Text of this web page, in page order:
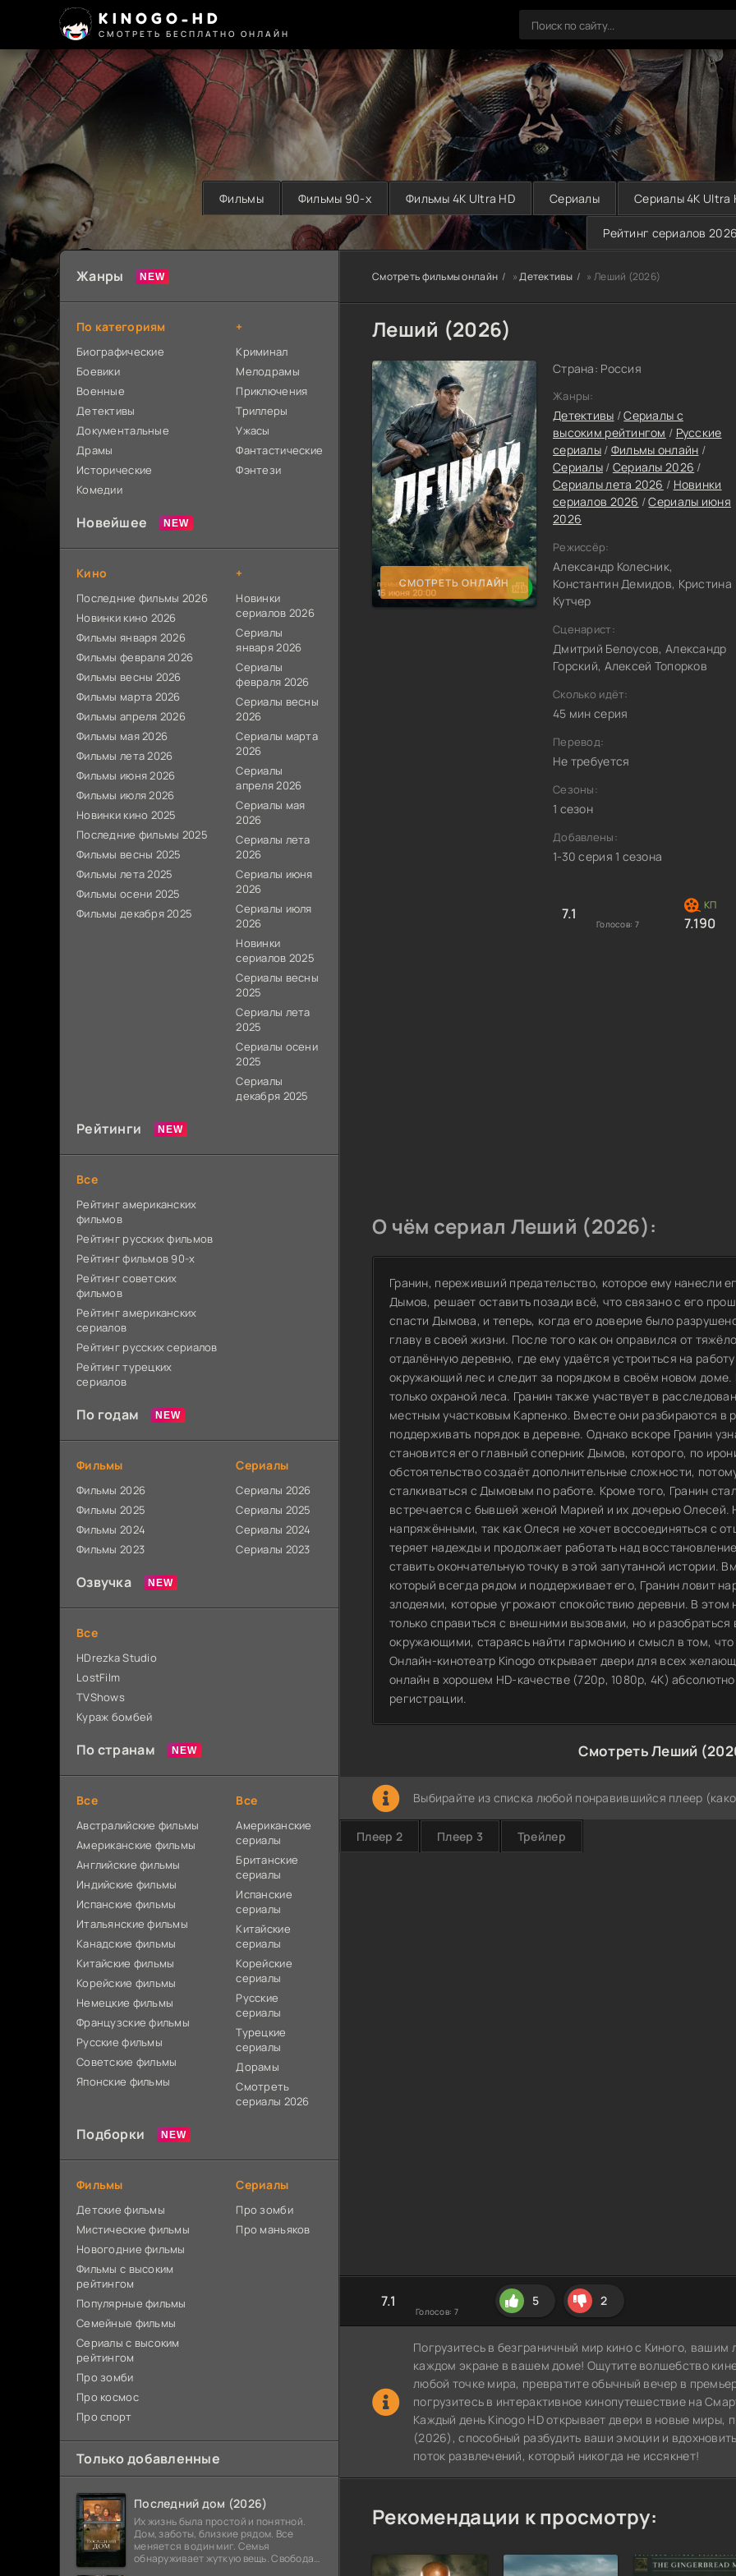
KINOGO-HD
СМОТРЕТЬ БЕСПЛАТНО ОНЛАЙН
Фильмы Фильмы 90-х Фильмы 4K Ultra HD Сериалы Сериалы 4K Ultra
Рейтинг сериалов 2026
Смотреть фильмы онлайн »Детективы » Леший (2026)
Леший (2026)
СМОТРЕТЬ ОНЛАЙН
Страна: Россия
Жанры:
Детективы /Сериалы с
высоким рейтингом / Русские
сериалы/ Фильмы онлайн /
Сериалы/ Сериалы 2026 /
Сериалы лета 2026 / Новинки
сериалов 2026 /Сериалы июня
2026
Режиссёр:
Александр Колесник,
Константин Демидов, Кристина
Кутчер
Сценарист:
Дмитрий Белоусов, Александр
Горский, Алексей Топорков
Сколько идёт:
45 мин серия
Перевод:
Не требуется
Сезоны:
1 сезон
Добавлены:
1-30 серия 1 сезона
7.1
Голосов: 7 7.190
О чём сериал Леший (2026):
Гранин, переживший предательство, которое ему нанесли
Дымов, решает оставить позади всё, что связано с его
спасти Дымова, и теперь, когда его доверие было
главу в своей жизни. После того как он оправился от
отдалённую деревню, где ему удаётся устроиться на
окружающий лес и следит за порядком в своём новом доме.
только охраной леса. Гранин также участвует в
местным участковым Карпенко. Вместе они разбираются в
поддерживать порядок в деревне. Однако вскоре Гранин
становится его главный соперник Дымов, которого, по
обстоятельство создаёт дополнительные сложности,
сталкиваться с Дымовым по работе. Кроме того, Гранин
встречается с бывшей женой Марией и их дочерью
напряжёнными, так как Олеся не хочет воссоединяться с
теряет надежды и продолжает работать над
ставить окончательную точку в этой запутанной истории.
который всегда рядом и поддерживает его, Гранин ловит
злодеями, которые угрожают спокойствию деревни. В этом
только справиться с внешними вызовами, но и разобраться
окружающими, стараясь найти гармонию и смысл в том, что
Онлайн-кинотеатр Kinogo открывает двери для всех
онлайн в хорошем HD-качестве (720p, 1080p, 4K)
регистрации.
Смотреть Леший
Выбирайте из списка любой понравившийся плеер
Плеер 2 Плеер 3 Трейлер
7.1
Голосов: 7
5 2
Погрузитесь в безграничный мир кино с Киного,
каждом экране в вашем доме! Ощутите волшебство
любой точке мира, превратите обычный вечер в
погрузитесь в интерактивное кинопутешествие на
Каждый день Kinogo HD открывает двери в новые
(2026), способный разбудить ваши эмоции и
поток развлечений, который никогда не иссякнет!
Рекомендации к просмотру:
Жанры
По категориям
Биографические
Боевики
Военные
Детективы
Документальные
Драмы
Исторические
Комедии
+
Криминал
Мелодрамы
Приключения
Триллеры
Ужасы
Фантастические
Фэнтези
Новейшее
Кино
Последние фильмы 2026
Новинки кино 2026
Фильмы января 2026
Фильмы февраля 2026
Фильмы весны 2026
Фильмы марта 2026
Фильмы апреля 2026
Фильмы мая 2026
Фильмы лета 2026
Фильмы июня 2026
Фильмы июля 2026
Новинки кино 2025
Последние фильмы 2025
Фильмы весны 2025
Фильмы лета 2025
Фильмы осени 2025
Фильмы декабря 2025
+
Новинки
сериалов 2026
Сериалы
января 2026
Сериалы
февраля 2026
Сериалы весны
2026
Сериалы марта
2026
Сериалы
апреля 2026
Сериалы мая
2026
Сериалы лета
2026
Сериалы июня
2026
Сериалы июля
2026
Новинки
сериалов 2025
Сериалы весны
2025
Сериалы лета
2025
Сериалы осени
2025
Сериалы
декабря 2025
Рейтинги
Все
Рейтинг американских
фильмов
Рейтинг русских фильмов
Рейтинг фильмов 90-х
Рейтинг советских
фильмов
Рейтинг американских
сериалов
Рейтинг русских сериалов
Рейтинг турецких
сериалов
По годам
Фильмы
Фильмы 2026
Фильмы 2025
Фильмы 2024
Фильмы 2023
Сериалы
Сериалы 2026
Сериалы 2025
Сериалы 2024
Сериалы 2023
Озвучка
Все
HDrezka Studio
LostFilm
TVShows
Кураж бомбей
По странам
Все
Австралийские фильмы
Американские фильмы
Английские фильмы
Индийские фильмы
Испанские фильмы
Итальянские фильмы
Канадские фильмы
Китайские фильмы
Корейские фильмы
Немецкие фильмы
Французские фильмы
Русские фильмы
Советские фильмы
Японские фильмы
Все
Американские
сериалы
Британские
сериалы
Испанские
сериалы
Китайские
сериалы
Корейские
сериалы
Русские
сериалы
Турецкие
сериалы
Дорамы
Смотреть
сериалы 2026
Подборки
Фильмы
Детские фильмы
Мистические фильмы
Новогодние фильмы
Фильмы с высоким
рейтингом
Популярные фильмы
Семейные фильмы
Сериалы с высоким
рейтингом
Про зомби
Про космос
Про спорт
Сериалы
Про зомби
Про маньяков
Только добавленные
Последний дом (2026)
Их жизнь была простой и понятной.
Дом, заботы, близкие рядом. Все
меняется в один миг. Семья
обнаруживает жуткую вещь. Свобода